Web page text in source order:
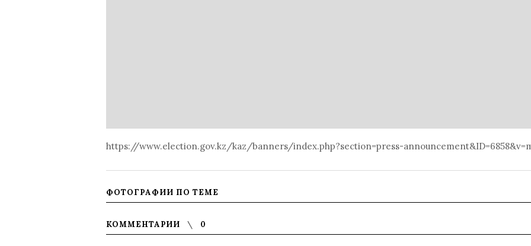
https://www.election.gov.kz/kaz/banners/index.php?section=press-
ФОТОГРАФИИ ПО ТЕМЕ
КОММЕНТАРИИ 0